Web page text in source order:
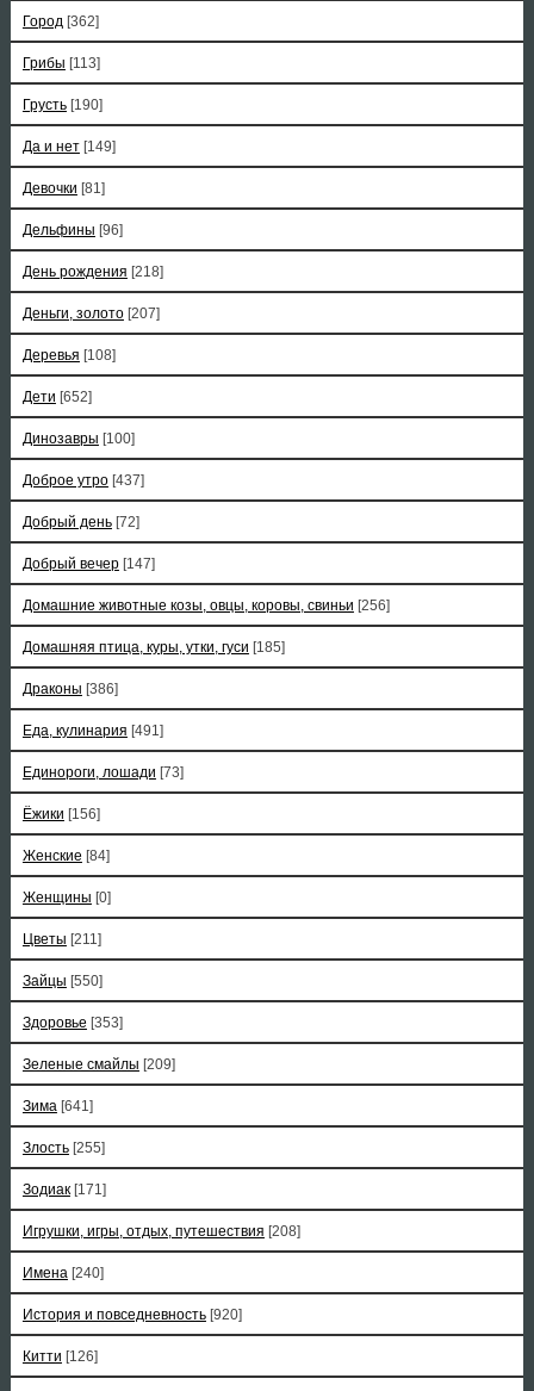
Город [362]
Грибы [113]
Грусть [190]
Да и нет [149]
Девочки [81]
Дельфины [96]
День рождения [218]
Деньги, золото [207]
Деревья [108]
Дети [652]
Динозавры [100]
Доброе утро [437]
Добрый день [72]
Добрый вечер [147]
Домашние животные козы, овцы, коровы, свиньи [256]
Домашняя птица, куры, утки, гуси [185]
Драконы [386]
Еда, кулинария [491]
Единороги, лошади [73]
Ёжики [156]
Женские [84]
Женщины [0]
Цветы [211]
Зайцы [550]
Здоровье [353]
Зеленые смайлы [209]
Зима [641]
Злость [255]
Зодиак [171]
Игрушки, игры, отдых, путешествия [208]
Имена [240]
История и повседневность [920]
Китти [126]